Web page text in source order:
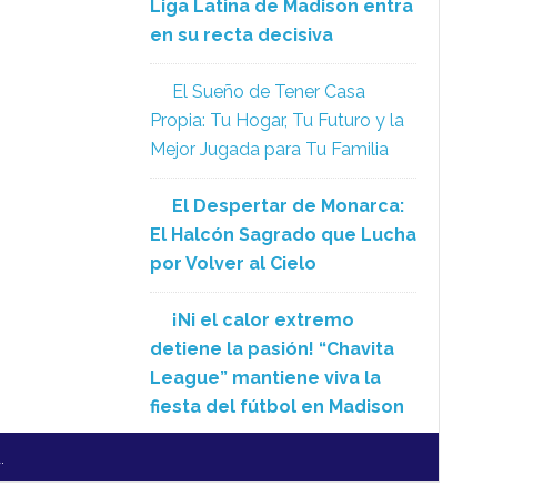
Liga Latina de Madison entra
en su recta decisiva
El Sueño de Tener Casa
Propia: Tu Hogar, Tu Futuro y la
Mejor Jugada para Tu Familia
El Despertar de Monarca:
El Halcón Sagrado que Lucha
por Volver al Cielo
¡Ni el calor extremo
detiene la pasión! “Chavita
League” mantiene viva la
fiesta del fútbol en Madison